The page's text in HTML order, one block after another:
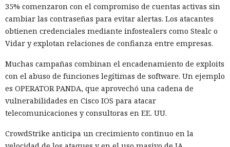
35% comenzaron con el compromiso de cuentas activas sin
cambiar las contraseñas para evitar alertas. Los atacantes
obtienen credenciales mediante infostealers como Stealc o
Vidar y explotan relaciones de confianza entre empresas.
Muchas campañas combinan el encadenamiento de exploits
con el abuso de funciones legítimas de software. Un ejemplo
es OPERATOR PANDA, que aprovechó una cadena de
vulnerabilidades en Cisco IOS para atacar
telecomunicaciones y consultoras en EE. UU.
CrowdStrike anticipa un crecimiento continuo en la